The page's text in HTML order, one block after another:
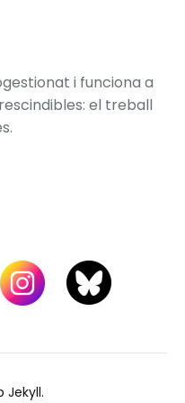
i funciona a
el treball
Jekyll.